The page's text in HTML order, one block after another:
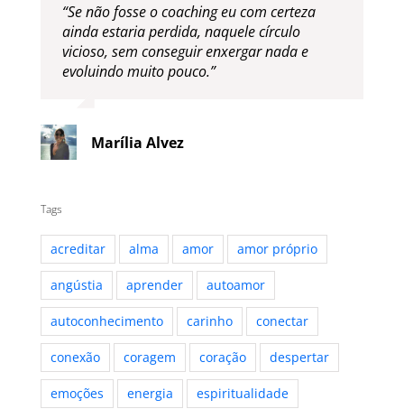
“Se não fosse o coaching eu com certeza
ainda estaria perdida, naquele círculo
vicioso, sem conseguir enxergar nada e
evoluindo muito pouco.”
Marília Alvez
Tags
acreditar alma amor amor próprio
angústia aprender autoamor
autoconhecimento carinho conectar
conexão coragem coração despertar
emoções energia espiritualidade